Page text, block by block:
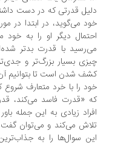
قدرتی که در دست داشتند
می‌گوید، در ابتدا در
دیگر او را به خود
با قدرت بدتر
بسیار بزرگ‌تر و جدی‌تر در
شدن است تا بتوانیم آن را
را با خرد متعارف شروع کند.
«قدرت فاسد می‌کند، قدرت
زیادی به این جمله باور
می‌کند و می‌توان گفت تا
سوال‌ها را به جذاب‌ترین